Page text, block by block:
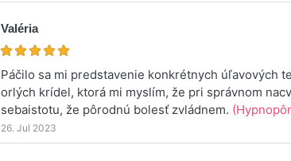
Valéria
Páčilo sa mi predstavenie konkrétnych úľavových
orlých krídel, ktorá mi myslím, že pri správnom
sebaistotu, že pôrodnú bolesť zvládnem.
26. Jul 2023